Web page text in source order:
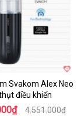
Svakom Alex Neo
điều khiển
4.551.000₫